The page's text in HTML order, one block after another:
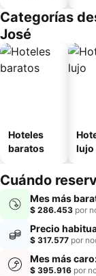
Categorías
José
Hoteles
baratos
lujo
Cuándo
Mes más
$ 286.453 por
Precio
$ 317.577 por
Mes más
$ 395.916 por